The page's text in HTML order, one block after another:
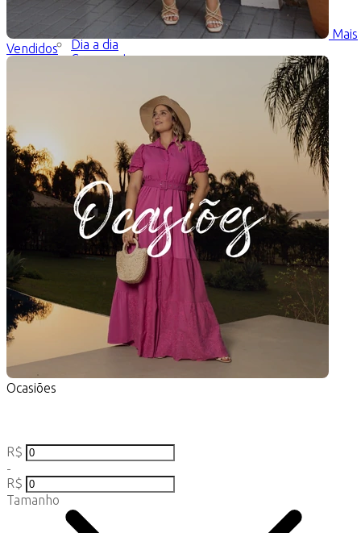
Mais
Vendidos
Ocasiões
Santa Ceia
Trabalho
Dia a dia
Casamento
R$
-
R$
Tamanho